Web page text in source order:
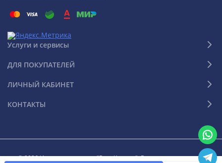
Услуги и сервисы
ДЛЯ ПОКУПАТЕЛЕЙ
ЛИЧНЫЙ КАБИНЕТ
КОНТАКТЫ
© 2026 Интернет-магазин "Ваш Климат". Все права защищены